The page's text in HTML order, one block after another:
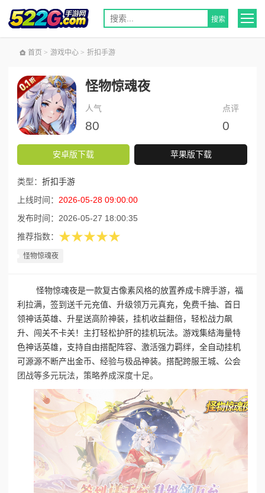
首页 > 游戏中心 > 折扣手游
怪物惊魂夜
人气
80
点评
0
安卓版下载 苹果版下载
类型： 折扣手游
上线时间： 2026-05-28 09:00:00
发布时间： 2026-05-27 18:00:35
推荐指数： ★★★★★
怪物惊魂夜
怪物惊魂夜是一款复古像素风格的放置养成卡牌手游，福
利拉满，签到送千元充值、升级领万元真充，免费千抽、首日
领神话英雄、升星送高阶神装，挂机收益翻倍，轻松战力飙
升、闯关不卡关！主打轻松护肝的挂机玩法。游戏集结海量特
色神话英雄，支持自由搭配阵容、激活强力羁绊，全自动挂机
可源源不断产出金币、经验与极品神装。搭配跨服王城、公会
团战等多元玩法，策略养成深度十足。